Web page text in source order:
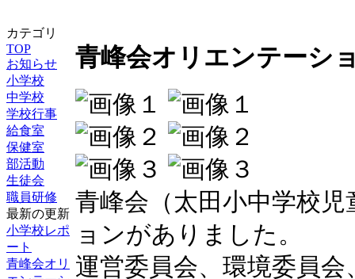
カテゴリ
TOP
お知らせ
小学校
中学校
学校行事
給食室
保健室
部活動
生徒会
職員研修
最新の更新
小学校レポ
ート
青峰会オリ
青峰会オリエンテーシ
青峰会（太田小中学校
ョンがありました。
運営委員会、環境委員